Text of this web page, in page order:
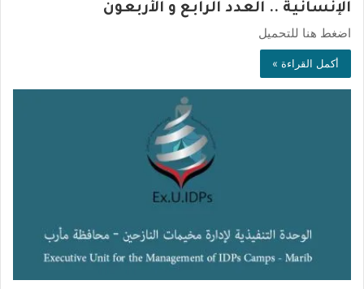
الإنسانية .. العدد الرابع و الأربعون
اضغط هنا للتحميل
أكمل القراءة »